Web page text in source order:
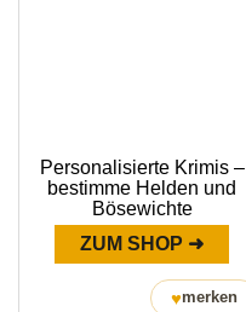
Personalisierte Krimis –
bestimme Helden und
Bösewichte
ZUM SHOP ➜
♥merken